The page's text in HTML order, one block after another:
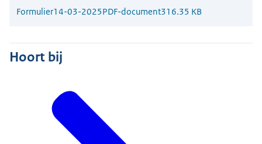
Formulier14-03-2025PDF-document316.35 KB
Hoort bij